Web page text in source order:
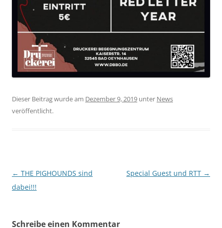
Dieser Beitrag wurde am Dezember 9, 2019 unter News
veröffentlicht.
Beitragsnavigation
← THE PIGHOUNDS sind
dabei!!!
Special Guest und RTT →
Schreibe einen Kommentar